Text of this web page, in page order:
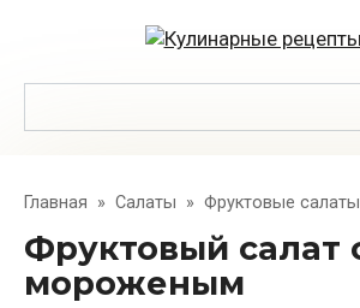
Главная » Салаты » Фруктовые салаты
Фруктовый салат с
мороженым